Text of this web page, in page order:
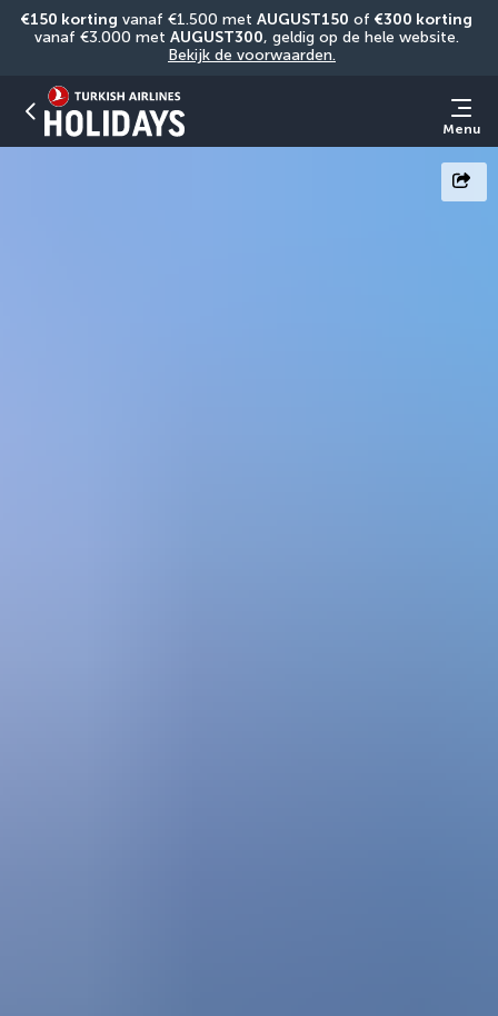
€150 korting vanaf €1.500 met AUGUST150 of €300 korting
vanaf €3.000 met AUGUST300
Bekijk de voorwaarden.
Menu